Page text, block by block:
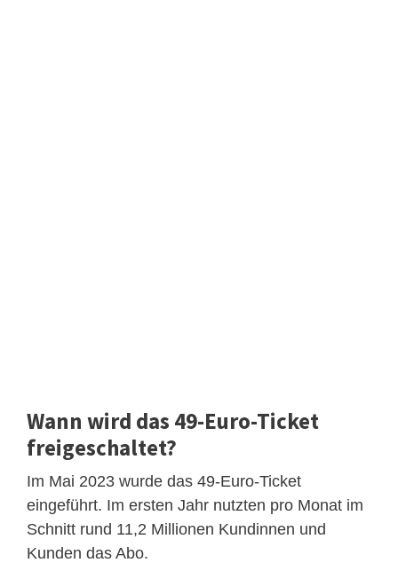
Wann wird das 49-Euro-Ticket
freigeschaltet?
Im Mai 2023 wurde das 49-Euro-Ticket
eingeführt. Im ersten Jahr nutzten pro Monat im
Schnitt rund 11,2 Millionen Kundinnen und
Kunden das Abo.